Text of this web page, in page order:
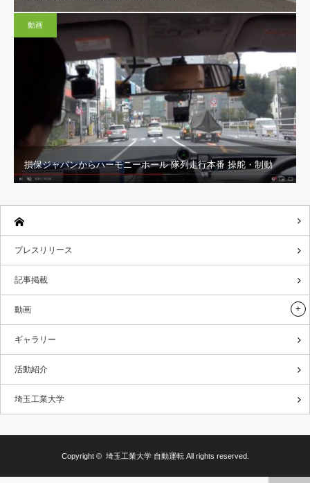
動画
損保ジャパンからハーモニーホール 隊列走行本番 操舵・制動
プレスリリース
記事掲載
動画
ギャラリー
活動紹介
埼玉工業大学
Copyright © 埼玉工業大学 自動運転All rights reserved.